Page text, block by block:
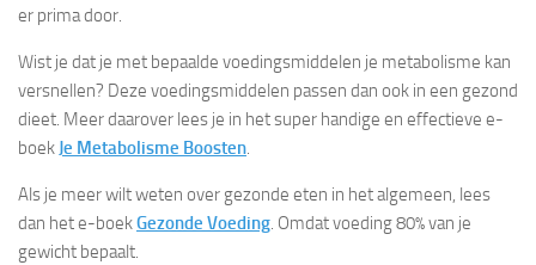
er prima door.
Wist je dat je met bepaalde voedingsmiddelen je metabolisme kan
versnellen? Deze voedingsmiddelen passen dan ook in een gezond
dieet. Meer daarover lees je in het super handige en effectieve e-
boek Je Metabolisme Boosten.
Als je meer wilt weten over gezonde eten in het algemeen, lees
dan het e-boekGezonde Voeding. Omdat voeding 80% van je
gewicht bepaalt.